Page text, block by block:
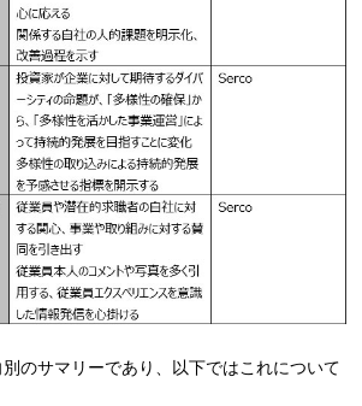
別のサマリーであり、以下ではこれについて